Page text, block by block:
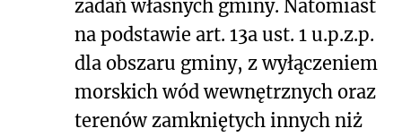
zadań własnych gminy. Natomiast
na podstawie art. 13a ust. 1 u.p.z.p.
dla obszaru gminy, z wyłączeniem
morskich wód wewnętrznych oraz
terenów zamkniętych innych niż